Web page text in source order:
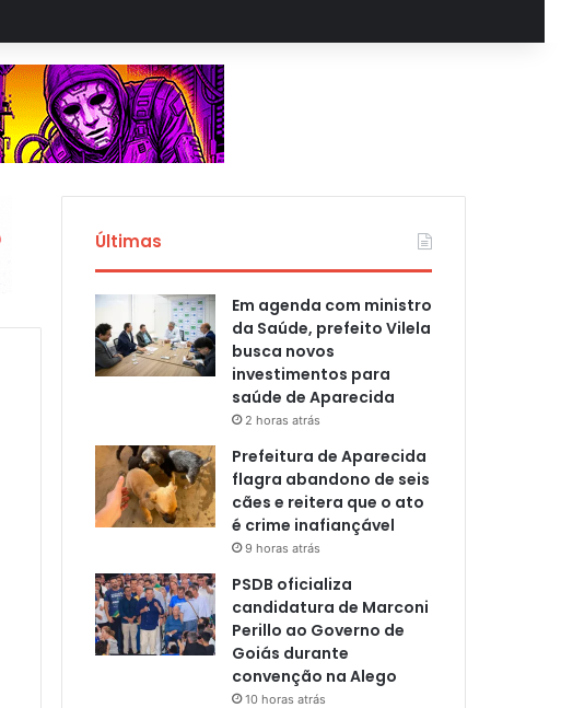
Últimas
Em agenda com ministro
da Saúde, prefeito Vilela
busca novos
investimentos para
saúde de Aparecida
2 horas atrás
Prefeitura de Aparecida
flagra abandono de seis
cães e reitera que o ato
é crime inafiançável
9 horas atrás
PSDB oficializa
candidatura de Marconi
Perillo ao Governo de
Goiás durante
convenção na Alego
10 horas atrás